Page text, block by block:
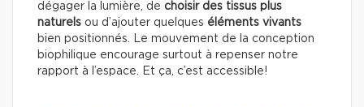
dégager la lumière, de choisir des tissus plus
naturels ou d’ajouter quelques éléments vivants
bien positionnés. Le mouvement de la conception
biophilique encourage surtout à repenser notre
rapport à l’espace. Et ça, c’est accessible!